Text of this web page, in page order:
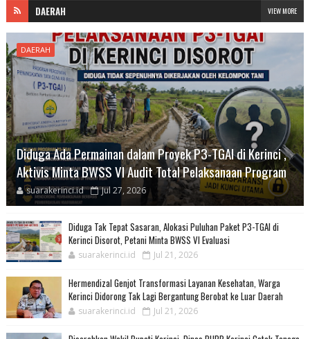
DAERAH VIEW MORE
DAERAH
Diduga Ada Permainan dalam Proyek P3-TGAI di Kerinci ,
Aktivis Minta BWSS VI Audit Total Pelaksanaan Program
suarakerinci.id Jul 27, 2026
Diduga Tak Tepat Sasaran, Alokasi Puluhan Paket P3-TGAI di
Kerinci Disorot, Petani Minta BWSS VI Evaluasi
suarakerinci.id Jul 21, 2026
Hermendizal Genjot Transformasi Layanan Kesehatan, Warga
Kerinci Didorong Tak Lagi Bergantung Berobat ke Luar Daerah
suarakerinci.id Jul 21, 2026